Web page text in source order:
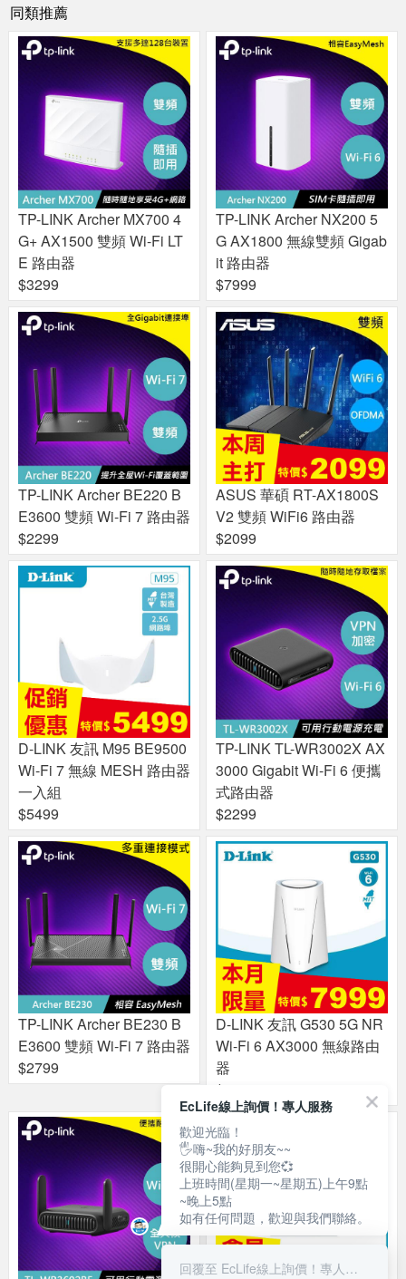
同類推薦
TP-LINK Archer MX700 4
G+ AX1500 雙頻 Wi-Fi LT
E 路由器
$3299
TP-LINK Archer NX200 5
G AX1800 無線雙頻 Gigab
it 路由器
$7999
TP-LINK Archer BE220 B
E3600 雙頻 Wi-Fi 7 路由器
$2299
ASUS 華碩 RT-AX1800S
V2 雙頻 WiFi6 路由器
$2099
D-LINK 友訊 M95 BE9500
Wi-Fi 7 無線 MESH 路由器
一入組
$5499
TP-LINK TL-WR3002X AX
3000 Gigabit Wi-Fi 6 便攜
式路由器
$2299
TP-LINK Archer BE230 B
E3600 雙頻 Wi-Fi 7 路由器
$2799
D-LINK 友訊 G530 5G NR
Wi-Fi 6 AX3000 無線路由
器
$7999
EcLife線上詢價！專人服務
歡迎光臨！
🖐嗨~我的好朋友~~
很開心能夠見到您💞
上班時間(星期一~星期五)上午9點
~晚上5點
如有任何問題，歡迎與我們聯絡。
回覆至 EcLife線上詢價！專人服務